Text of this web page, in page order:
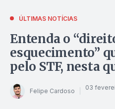
ÚLTIMAS NOTÍCIAS
Entenda o
esquecimento”
pelo STF, nesta
Felipe Cardoso 03